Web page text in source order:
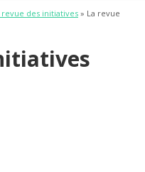
revue des initiatives » La revue